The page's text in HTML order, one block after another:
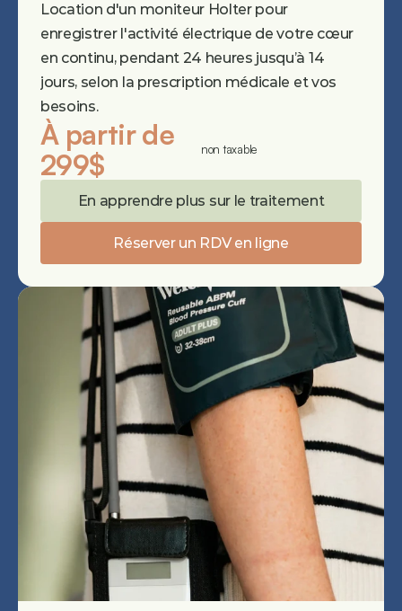
Location d'un moniteur Holter pour
enregistrer l'activité électrique de votre cœur
en continu, pendant 24 heures jusqu’à 14
jours, selon la prescription médicale et vos
besoins.
À partir de
299$
non taxable
En apprendre plus sur le traitement
Réserver un RDV en ligne